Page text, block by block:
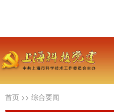
首页 >> 综合要闻